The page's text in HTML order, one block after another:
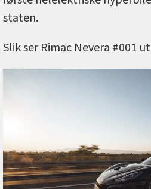
staten.
Slik ser Rimac Nevera #001